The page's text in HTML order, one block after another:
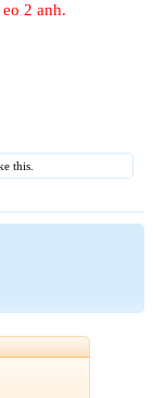
2 anh.
this.